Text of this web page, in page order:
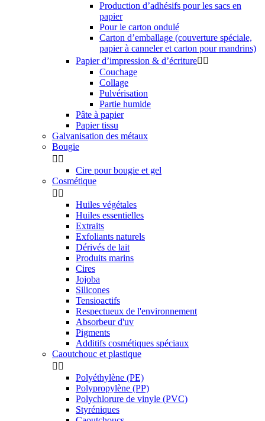
Production d’adhésifs pour les sacs en
papier
Pour le carton ondulé
Carton d’emballage (couverture spéciale,
papier à canneler et carton pour mandrins)
Papier d’impression & d’écriture 
Couchage
Collage
Pulvérisation
Partie humide
Pâte à papier
Papier tissu
Galvanisation des métaux
Bougie
 
Cire pour bougie et gel
Cosmétique
 
Huiles végétales
Huiles essentielles
Extraits
Exfoliants naturels
Dérivés de lait
Produits marins
Cires
Jojoba
Silicones
Tensioactifs
Respectueux de l'environnement
Absorbeur d'uv
Pigments
Additifs cosmétiques spéciaux
Caoutchouc et plastique
 
Polyéthylène (PE)
Polypropylène (PP)
Polychlorure de vinyle (PVC)
Styréniques